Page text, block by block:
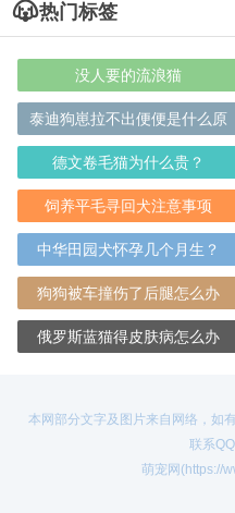
热门标签
没人要的流浪猫
泰迪狗崽拉不出便便是什么原
因？
德文卷毛猫为什么贵？
饲养平毛寻回犬注意事项
中华田园犬怀孕几个月生？
狗狗被车撞伤了后腿怎么办
俄罗斯蓝猫得皮肤病怎么办
本网部分文字及图片来自网络，如
联系
萌宠网(https://